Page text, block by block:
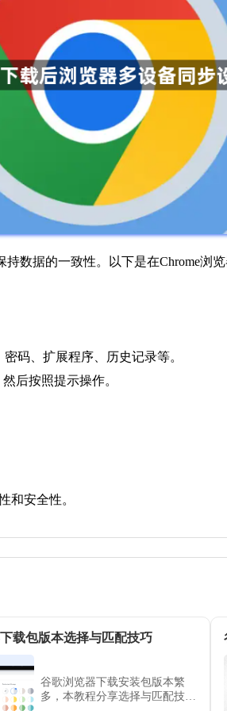
数据的一致性。以下是在Chrome浏
码、扩展程序、历史记录等。
后按照提示操作。
和安全性。
载包版本选择与匹配技巧
谷歌浏览器下载安装包版本繁
多，本教程分享选择与匹配技